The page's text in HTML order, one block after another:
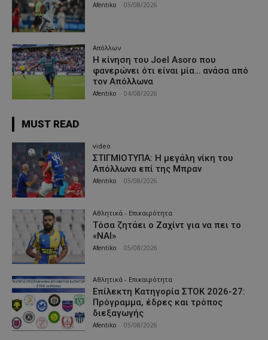
Afentiko 05/08/2026
Απόλλων
Η κίνηση του Joel Asoro που
φανερώνει ότι είναι μία… ανάσα από
τον Απόλλωνα
Afentiko 04/08/2026
MUST READ
video
ΣΤΙΓΜΙΟΤΥΠΑ: Η μεγάλη νίκη του
Απόλλωνα επί της Μπραν
Afentiko 05/08/2026
Αθλητικά - Επικαιρότητα
Τόσα ζητάει ο Ζαχίντ για να πει το
«ΝΑΙ»
Afentiko 05/08/2026
Αθλητικά - Επικαιρότητα
Επίλεκτη Κατηγορία ΣΤΟΚ 2026-27:
Πρόγραμμα, έδρες και τρόπος
διεξαγωγής
Afentiko 05/08/2026